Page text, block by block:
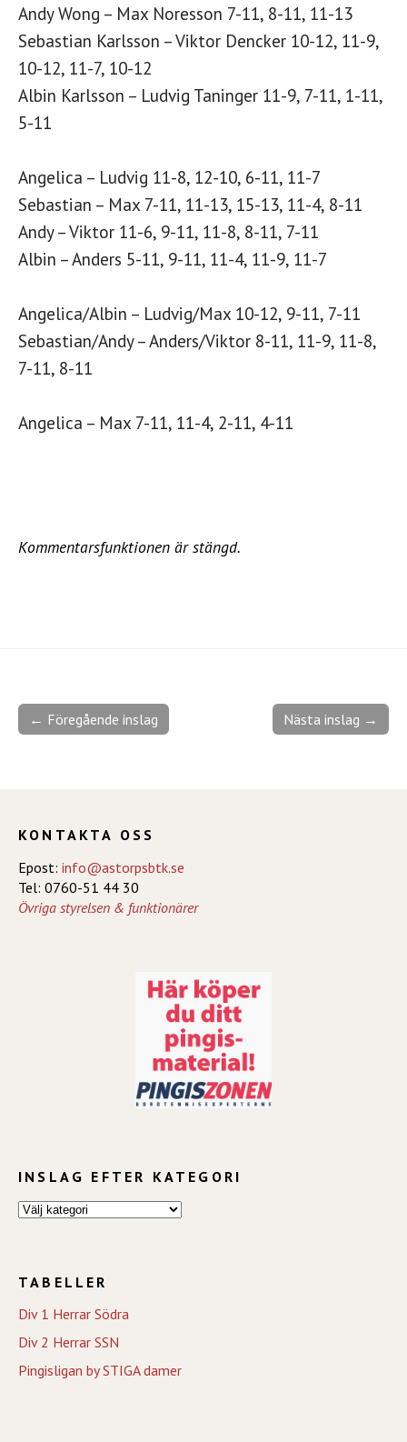
Andy Wong – Max Noresson 7-11, 8-11, 11-13
Sebastian Karlsson – Viktor Dencker 10-12, 11-9,
10-12, 11-7, 10-12
Albin Karlsson – Ludvig Taninger 11-9, 7-11, 1-11,
5-11
Angelica – Ludvig 11-8, 12-10, 6-11, 11-7
Sebastian – Max 7-11, 11-13, 15-13, 11-4, 8-11
Andy – Viktor 11-6, 9-11, 11-8, 8-11, 7-11
Albin – Anders 5-11, 9-11, 11-4, 11-9, 11-7
Angelica/Albin – Ludvig/Max 10-12, 9-11, 7-11
Sebastian/Andy – Anders/Viktor 8-11, 11-9, 11-8,
7-11, 8-11
Angelica – Max 7-11, 11-4, 2-11, 4-11
Kommentarsfunktionen är stängd.
Nästa inslag →
← Föregående inslag
KONTAKTA OSS
Epost: info@astorpsbtk.se
Tel: 0760-51 44 30
Övriga styrelsen & funktionärer
INSLAG EFTER KATEGORI
TABELLER
Div 1 Herrar Södra
Div 2 Herrar SSN
Pingisligan by STIGA damer